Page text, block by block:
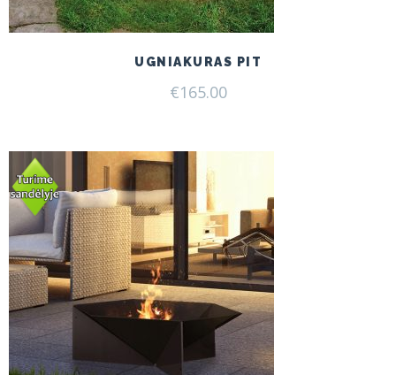
UGNIAKURAS PIT
€165.00